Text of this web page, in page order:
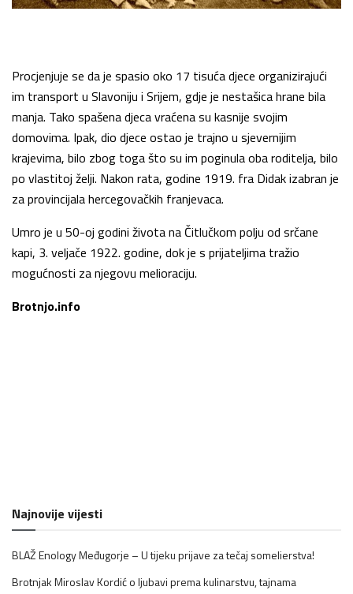
Procjenjuje se da je spasio oko 17 tisuća djece organizirajući
im transport u Slavoniju i Srijem, gdje je nestašica hrane bila
manja. Tako spašena djeca vraćena su kasnije svojim
domovima. Ipak, dio djece ostao je trajno u sjevernijim
krajevima, bilo zbog toga što su im poginula oba roditelja, bilo
po vlastitoj želji. Nakon rata, godine 1919. fra Didak izabran je
za provincijala hercegovačkih franjevaca.
Umro je u 50-oj godini života na Čitlučkom polju od srčane
kapi, 3. veljače 1922. godine, dok je s prijateljima tražio
mogućnosti za njegovu melioraciju.
Brotnjo.info
Najnovije vijesti
BLAŽ Enology Međugorje – U tijeku prijave za tečaj somelierstva!
Brotnjak Miroslav Kordić o ljubavi prema kulinarstvu, tajnama